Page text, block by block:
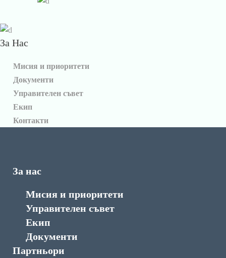
За Нас
Мисия и приоритети
Документи
Управителен съвет
Екип
Контакти
За нас
Мисия и приоритети
Управителен съвет
Екип
Документи
Партньори